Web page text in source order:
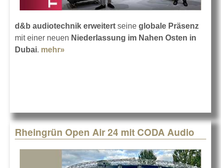
d&b audiotechnik erweitert seine globale Präsenz
mit einer neuen Niederlassung im Nahen Osten in
Dubai. mehr»
Rheingrün Open Air 24 mit CODA Audio